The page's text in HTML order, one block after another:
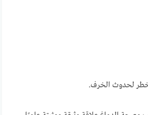
لحدوث الخرف.